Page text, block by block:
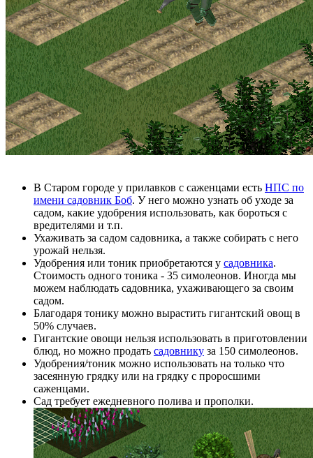
В Старом городе у прилавков с саженцами есть НПС по
имени садовник Боб. У него можно узнать об уходе за
садом, какие удобрения использовать, как бороться с
вредителями и т.п.
Ухаживать за садом садовника, а также собирать с него
урожай нельзя.
Удобрения или тоник приобретаются у садовника.
Стоимость одного тоника - 35 симолеонов. Иногда мы
можем наблюдать садовника, ухаживающего за своим
садом.
Благодаря тонику можно вырастить гигантский овощ в
50% случаев.
Гигантские овощи нельзя использовать в приготовлении
блюд, но можно продать садовнику за 150 симолеонов.
Удобрения/тоник можно использовать на только что
засеянную грядку или на грядку с проросшими
саженцами.
Сад требует ежедневного полива и прополки.